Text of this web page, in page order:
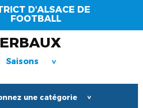
D'ALSACE DE
FOOTBALL
Saisons >
une catégorie >